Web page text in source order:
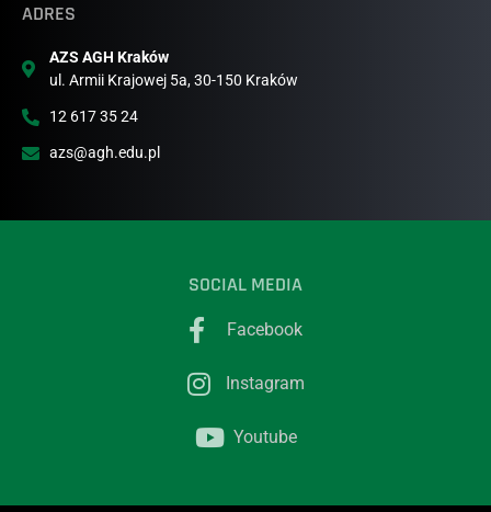
ADRES
AZS AGH Kraków
ul. Armii Krajowej 5a, 30-150 Kraków
12 617 35 24
azs@agh.edu.pl
SOCIAL MEDIA
Facebook
Instagram
Youtube